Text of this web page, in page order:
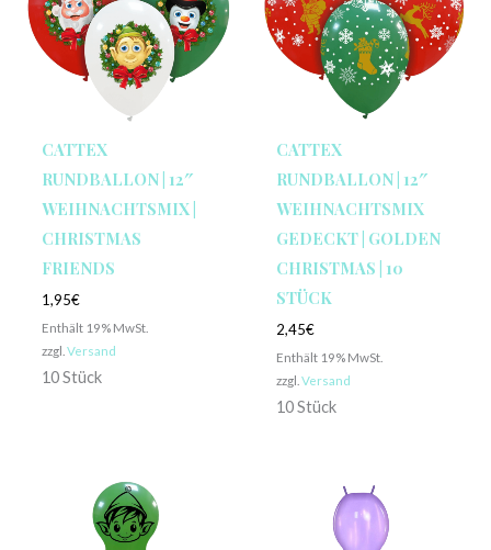
CATTEX
RUNDBALLON | 12″
WEIHNACHTSMIX |
CHRISTMAS
FRIENDS
1,95€
Enthält 19% MwSt.
zzgl. Versand
10 Stück
CATTEX
RUNDBALLON | 12″
WEIHNACHTSMIX
GEDECKT | GOLDEN
CHRISTMAS | 10
STÜCK
2,45€
Enthält 19% MwSt.
zzgl. Versand
10 Stück